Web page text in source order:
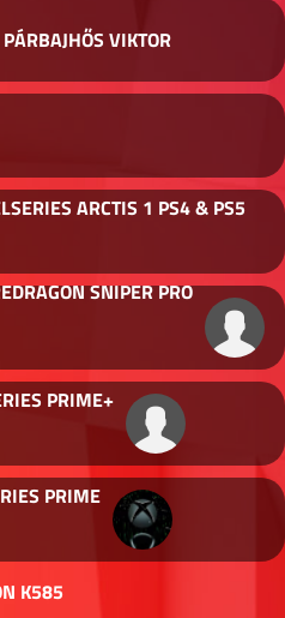
VIKTOR
ARCTIS 1 PS4 & PS5
SNIPER PRO
PRIME+
PRIME
K585